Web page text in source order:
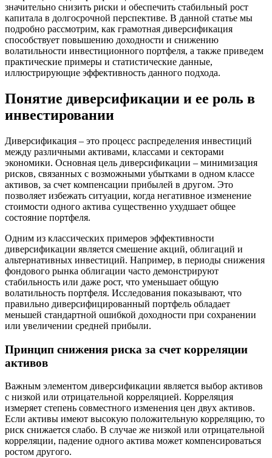
значительно снизить риски и обеспечить стабильный рост
капитала в долгосрочной перспективе. В данной статье мы
подробно рассмотрим, как грамотная диверсификация
способствует повышению доходности и снижению
волатильности инвестиционного портфеля, а также приведем
практические примеры и статистические данные,
иллюстрирующие эффективность данного подхода.
Понятие диверсификации и ее роль в
инвестировании
Диверсификация – это процесс распределения инвестиций
между различными активами, классами и секторами
экономики. Основная цель диверсификации – минимизация
рисков, связанных с возможными убытками в одном классе
активов, за счет компенсации прибылей в другом. Это
позволяет избежать ситуации, когда негативное изменение
стоимости одного актива существенно ухудшает общее
состояние портфеля.
Одним из классических примеров эффективности
диверсификации является смешение акций, облигаций и
альтернативных инвестиций. Например, в периоды снижения
фондового рынка облигации часто демонстрируют
стабильность или даже рост, что уменьшает общую
волатильность портфеля. Исследования показывают, что
правильно диверсифицированный портфель обладает
меньшей стандартной ошибкой доходности при сохранении
или увеличении средней прибыли.
Принцип снижения риска за счет корреляции
активов
Важным элементом диверсификации является выбор активов
с низкой или отрицательной корреляцией. Корреляция
измеряет степень совместного изменения цен двух активов.
Если активы имеют высокую положительную корреляцию, то
риск снижается слабо. В случае же низкой или отрицательной
корреляции, падение одного актива может компенсироваться
ростом другого.